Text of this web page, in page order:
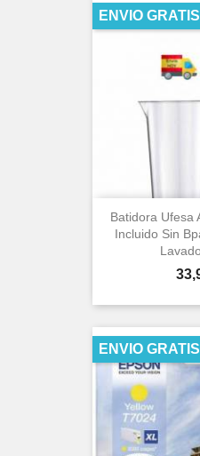
Batidora Ufesa
Incluido Sin
ENVIO GRATIS
ENVIO GRATIS